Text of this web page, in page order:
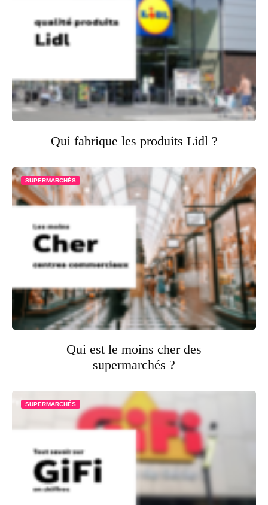
Qui fabrique les produits Lidl ?
SUPERMARCHÉS
Qui est le moins cher des
supermarchés ?
SUPERMARCHÉS